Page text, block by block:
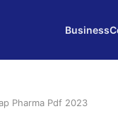
Business
Pharma Pdf 2023